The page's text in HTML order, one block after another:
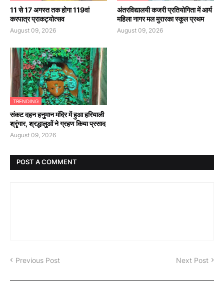
11 से 17 अगस्त तक होगा 119वां
करपात्र प्राकट्योत्सव
August 09, 2026
अंतरविद्यालयी कजरी प्रतियोगिता में आर्य
महिला नागर मल मुरारका स्कूल प्रथम
August 09, 2026
TRENDING
संकट दहन हनुमान मंदिर में हुआ हरियाली
श्रृंगार, श्रद्धालुओं ने ग्रहण किया प्रसाद
August 09, 2026
POST A COMMENT
Previous Post Next Post